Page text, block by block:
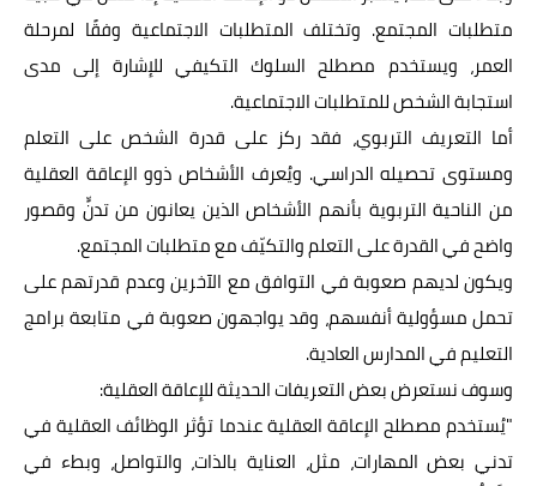
متطلبات المجتمع. وتختلف المتطلبات الاجتماعية وفقًا لمرحلة
العمر، ويستخدم مصطلح السلوك التكيفي للإشارة إلى مدى
استجابة الشخص للمتطلبات الاجتماعية.
أما التعريف التربوي، فقد ركز على قدرة الشخص على التعلم
ومستوى تحصيله الدراسي. ويُعرف الأشخاص ذوو الإعاقة العقلية
من الناحية التربوية بأنهم الأشخاص الذين يعانون من تدنٍّ وقصور
واضح في القدرة على التعلم والتكيّف مع متطلبات المجتمع.
ويكون لديهم صعوبة في التوافق مع الآخرين وعدم قدرتهم على
تحمل مسؤولية أنفسهم، وقد يواجهون صعوبة في متابعة برامج
التعليم في المدارس العادية.
وسوف نستعرض بعض التعريفات الحديثة للإعاقة العقلية:
"يُستخدم مصطلح الإعاقة العقلية عندما تؤثر الوظائف العقلية في
تدني بعض المهارات، مثل، العناية بالذات، والتواصل، وبطء في